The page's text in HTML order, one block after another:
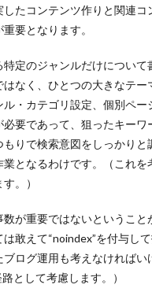
たコンテンツ作りと関連コ
要となります。
定のジャンルだけについて
はなく、ひとつの大きなテー
・カテゴリ設定、個別ペー
必要であって、狙ったキーワ
りで検索意図をしっかりと
業となるわけです。（これを
。）
が重要ではないということ
敢えて“noindex”を付与し
ログ運用も考えなければい
路として考慮します。）